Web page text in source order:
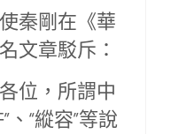
秦剛在《華
文章駁斥：
位，所謂中
、“縱容”等說